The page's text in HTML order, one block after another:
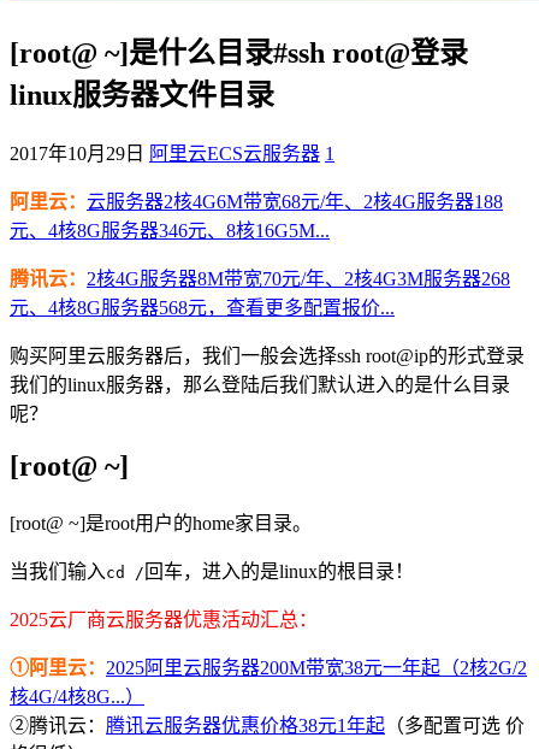
[root@ ~]是什么目录#ssh root@登录
linux服务器文件目录
2017年10月29日 阿里云ECS云服务器 1
阿里云： 云服务器2核4G6M带宽68元/年、2核4G服务器188
元、4核8G服务器346元、8核16G5M...
腾讯云： 2核4G服务器8M带宽70元/年、2核4G3M服务器268
元、4核8G服务器568元，查看更多配置报价...
购买阿里云服务器后，我们一般会选择ssh root@ip的形式登录
我们的linux服务器，那么登陆后我们默认进入的是什么目录
呢？
[root@ ~]
[root@ ~]是root用户的home家目录。
当我们输入 cd / 回车，进入的是linux的根目录！
2025云厂商云服务器优惠活动汇总：
①阿里云： 2025阿里云服务器200M带宽38元一年起（2核2G/2
核4G/4核8G...）
②腾讯云： 腾讯云服务器优惠价格38元1年起 （多配置可选 价